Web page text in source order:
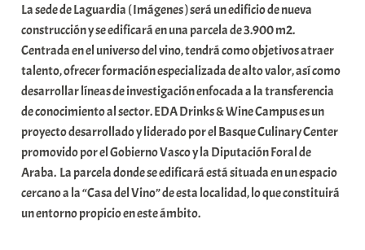
a
r
E
r
r
i
o
x
a
K
o
La sede de Laguardia ( Imágenes ) será un edificio de nueva
construcción y se edificará en una parcela de 3.900 m2.
Centrada en el universo del vino, tendrá como objetivos atraer
talento, ofrecer formación especializada de alto valor, así como
desarrollar líneas de investigación enfocada a la transferencia
de conocimiento al sector. EDA Drinks & Wine Campus es un
proyecto desarrollado y liderado por el Basque Culinary Center
promovido por el Gobierno Vasco y la Diputación Foral de
Araba. La parcela donde se edificará está situada en un espacio
cercano a la “Casa del Vino” de esta localidad, lo que constituirá
un entorno propicio en este ámbito.